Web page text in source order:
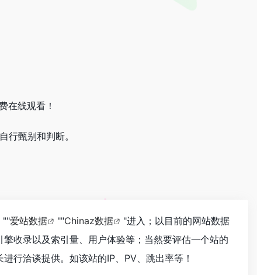
在线观看！
行甄别和判断。
""爱站数据 ""Chinaz数据
"进入；以目前的网站数据
收录以及索引量、用户体验等；当然要评估一个站的
行洽谈提供。如该站的IP、PV、跳出率等！